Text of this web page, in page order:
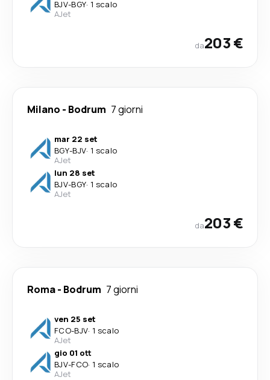
BJV-BGY· 1 scalo
AJet
da203 €
Milano - Bodrum 7 giorni
mar 22 set
BGY-BJV· 1 scalo
AJet
lun 28 set
BJV-BGY· 1 scalo
AJet
da203 €
Roma- Bodrum 7 giorni
ven 25 set
FCO-BJV· 1 scalo
AJet
gio 01 ott
BJV-FCO· 1 scalo
AJet